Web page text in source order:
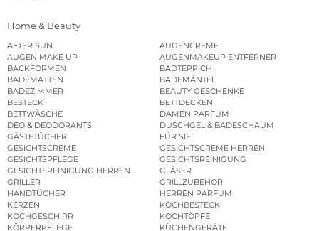
Home & Beauty
AFTER SUN
AUGENCREME
AUGEN MAKE UP
AUGENMAKEUP ENTFERNER
BACKFORMEN
BADTEPPICH
BADEMATTEN
BADEMÄNTEL
BADEZIMMER
BEAUTY GESCHENKE
BESTECK
BETTDECKEN
BETTWÄSCHE
DAMEN PARFUM
DEO & DEODORANTS
DUSCHGEL & BADESCHAUM
GÄSTETÜCHER
FÜR SIE
GESICHTSCREME
GESICHTSCREME HERREN
GESICHTSPFLEGE
GESICHTSREINIGUNG
GESICHTSREINIGUNG HERREN
GLÄSER
GRILLER
GRILLZUBEHÖR
HANDTÜCHER
HERREN PARFUM
KERZEN
KOCHBESTECK
KOCHGESCHIRR
KOCHTÖPFE
KÖRPERPFLEGE
KÜCHENGERÄTE